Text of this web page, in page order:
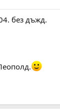
без дъжд.